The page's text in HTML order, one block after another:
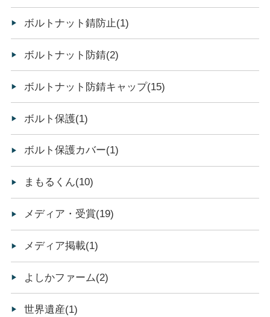
ボルトナット錆防止(1)
ボルトナット防錆(2)
ボルトナット防錆キャップ(15)
ボルト保護(1)
ボルト保護カバー(1)
まもるくん(10)
メディア・受賞(19)
メディア掲載(1)
よしかファーム(2)
世界遺産(1)